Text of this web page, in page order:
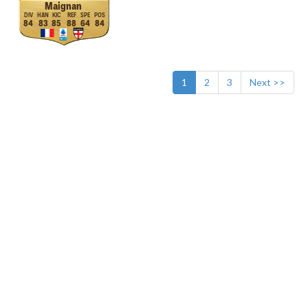
Maignan
84 83 85 88 64 84
1 2 3 Next >>